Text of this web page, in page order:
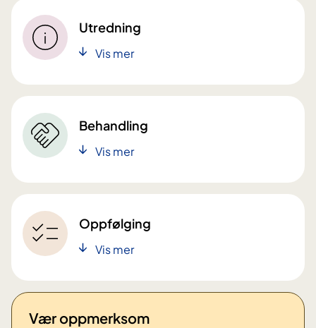
Utredning
Vis mer
Behandling
Vis mer
Oppfølging
Vis mer
Vær oppmerksom